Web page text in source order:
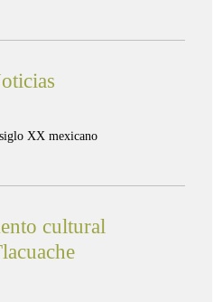
XX mexicano
cultural